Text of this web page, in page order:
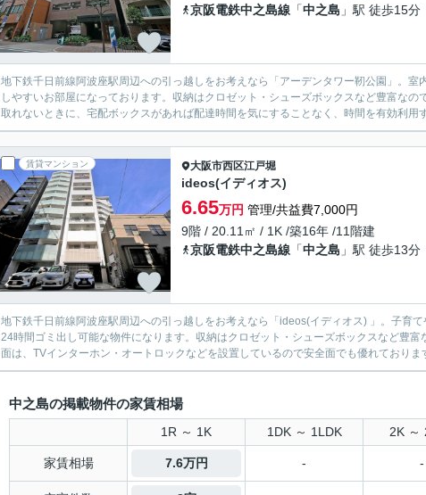
京阪電鉄中之島線 「中之島 」駅 徒歩15分
地下鉄千日前線阿波座駅周辺への引っ越しをお考えなら「アーデンタワー靭公園」。
しやすいお部屋になっております。収納はクロゼット・シューズボックスなど豊富な
取れないときに、宅配ボックスがあれば配達時間を気にすることなく、時間を有効利
賃貸マンション 大阪市西区江戸堀
ideos(イディオス)
6.65万円 管理/共益費7,000円
9階 / 20.11㎡ / 1K /築16年 /11階建
京阪電鉄中之島線 「中之島 」駅 徒歩13分
地下鉄千日前線阿波座駅周辺への引っ越しをお考えなら「ideos(イディオス) 」。子育
24時間ゴミ出し可能な物件になります。収納はクロゼット・シューズボックスなど豊
面は、TVインターホン・オートロックなどを設置しているので安全面でも優れており
中之島の掲載物件の家賃相場
1R ～ 1K 1DK ～ 1LDK 2K ～
家賃相場 7.6万円 - -